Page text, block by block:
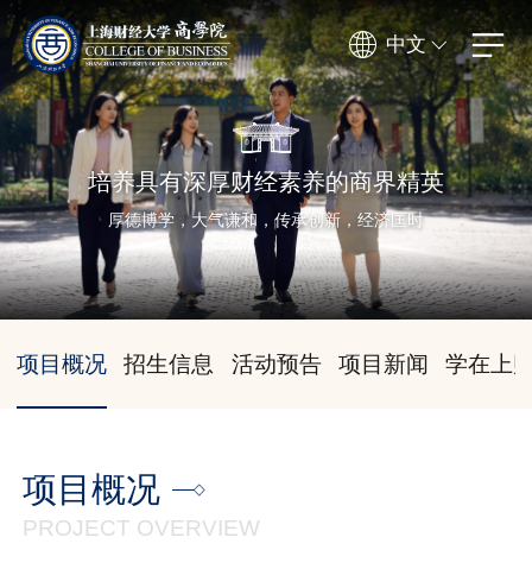
中文
培养具有深厚财经素养的商界精英
厚德博学，大气谦和，传承创新，经济匡时
项目概况 招生信息 活动预告 项目新闻 学在上
项目概况
PROJECT OVERVIEW